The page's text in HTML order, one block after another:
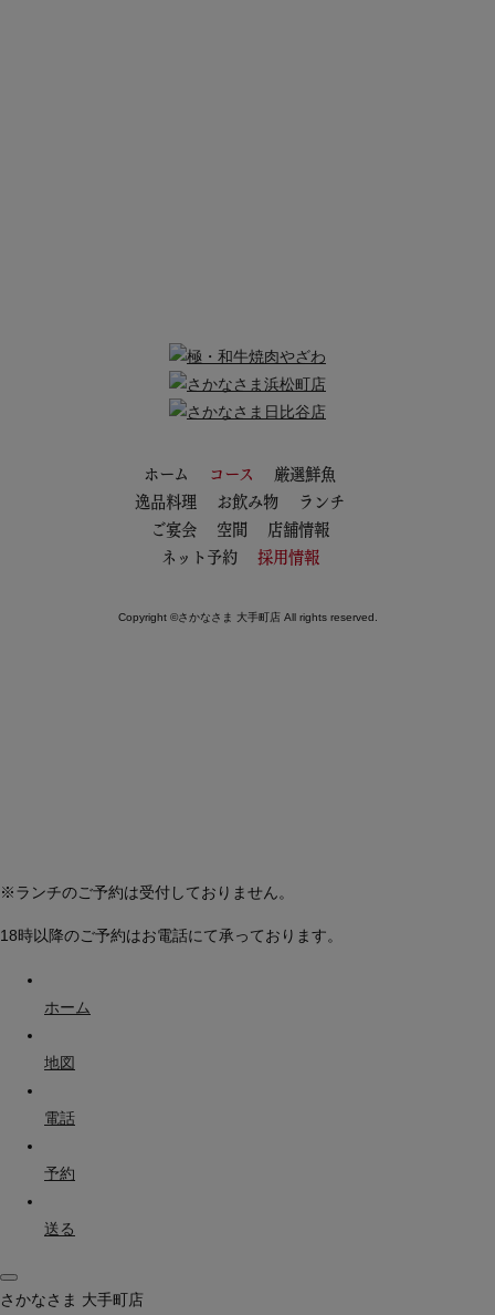
ホーム コース
厳選鮮魚
逸品料理
お飲み物
ランチ
ご宴会
空間
店舗情報
ネット予約
採用情報
Copyright ©さかなさま 大手町店 All rights reserved.
※ランチのご予約は受付しておりません。
18時以降のご予約はお電話にて承っております。
ホーム
地図
電話
予約
送る
さかなさま 大手町店